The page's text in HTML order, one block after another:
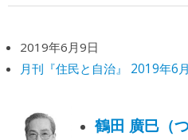
2019年6月9日
月刊『住民と自治』 2019年6
鶴田 廣巳（